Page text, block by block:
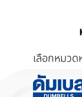
เลือกหมว